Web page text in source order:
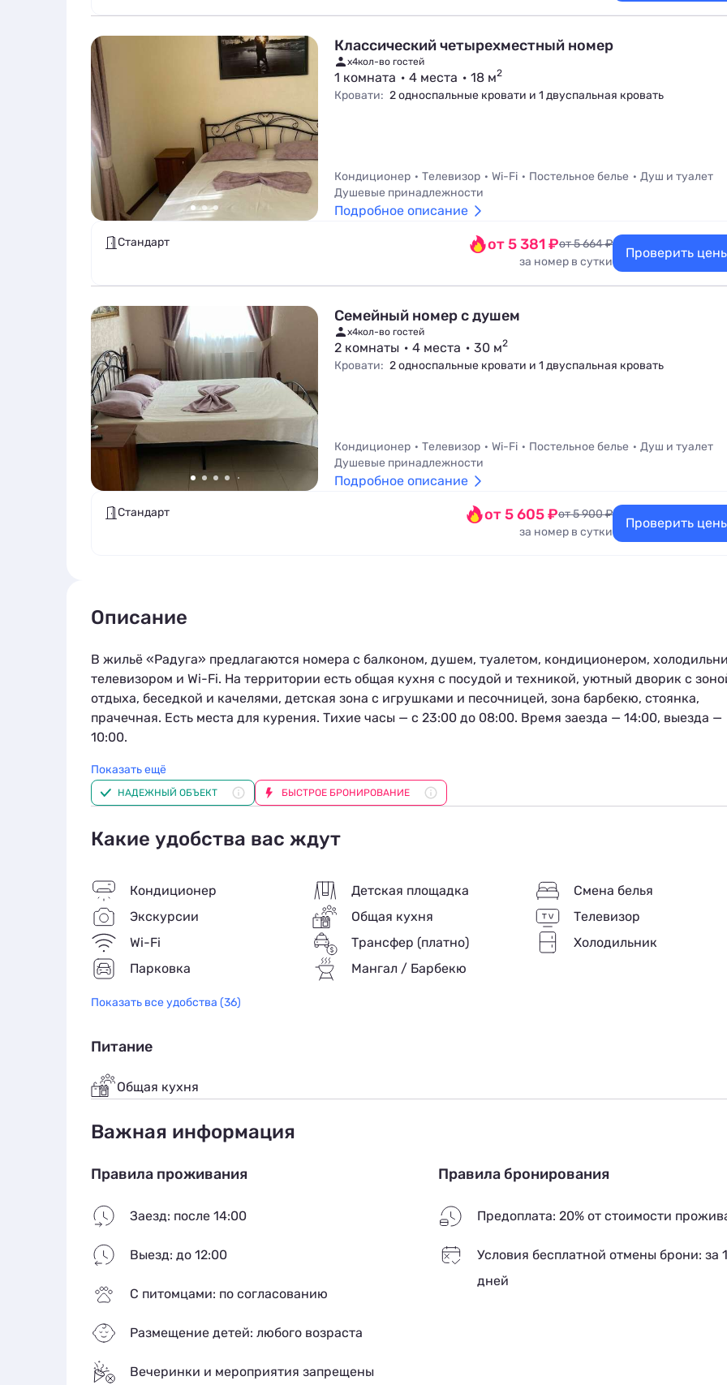
Классический четырехместный номер
x4кол-во гостей
1 комната 4 места 18 м2
Кровати: 2 односпальные кровати и 1 двуспальная кровать
Кондиционер Телевизор Wi-Fi Постельное белье
Душ и туалет
Душевые принадлежности
Подробное описание
Стандарт от 5 381 ₽от 5 664 ₽
за номер в сутки
Проверить
Семейный номер с душем
x4кол-во гостей
2 комнаты 4 места 30 м2
Кровати: 2 односпальные кровати и 1 двуспальная кровать
Кондиционер Телевизор Wi-Fi Постельное белье
Душ и туалет
Душевые принадлежности
Подробное описание
Стандарт от 5 605 ₽от 5 900 ₽
за номер в сутки
Проверить
Описание
В жильё «Радуга» предлагаются номера с балконом, душем, туалетом, кондиционером,
телевизором и Wi-Fi. На территории есть общая кухня с посудой и техникой, уютный дворик с
отдыха, беседкой и качелями, детская зона с игрушками и песочницей, зона барбекю, стоянка,
прачечная. Есть места для курения. Тихие часы — с 23:00 до 08:00. Время заезда — 14:00, выезда —
10:00.
Рядом с жильём — море и место для прогулок с детьми.
видами, музей «Причуды леса» с деревянными скульптурами, парк Юрского периода с копиями
древних ящеров, дельфинарий «Немо» с выступлением афалин и морских котиков.
Показать ещё
НАДЕЖНЫЙ ОБЪЕКТ БЫСТРОЕ БРОНИРОВАНИЕ
Какие удобства вас ждут
Кондиционер
Экскурсии
Wi-Fi
Парковка
Детская площадка
Общая кухня
Трансфер (платно)
Мангал / Барбекю
Смена белья
Телевизор
Холодильник
Показать все удобства (36)
Питание
Общая кухня
Важная информация
Правила проживания
Заезд: после 14:00
Выезд: до 12:00
С питомцами: по согласованию
Размещение детей: любого возраста
Вечеринки и мероприятия запрещены
Правила бронирования
Предоплата: 20% от стоимости
Условия бесплатной отмены брони: за
дней